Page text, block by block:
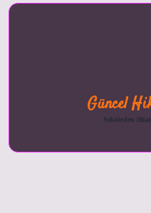
Güncel
Sektörden